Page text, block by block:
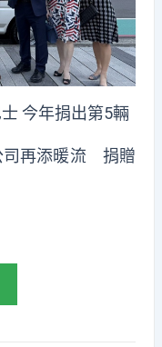
今年捐出第5輛
司再添暖流 捐贈